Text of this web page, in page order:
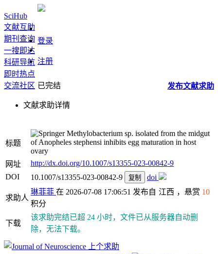
SciHub
文献互助
期刊查询
一搜即达
科研导航
即时热点
交流社区
登录
注册
发布文献求助
已完结
文献求助详情
标题
Methylobacterium sp. isolated from the midgut
of Anopheles stephensi inhibits egg maturation in host
ovary
网址
http://dx.doi.org/10.1007/s13355-023-00842-9
DOI
10.1007/s13355-023-00842-9 复制 doi
求助人
琳菲菲 在 2026-07-08 17:06:51 发布自 江西 ，悬赏 10
积分
下载
该求助完结已超 24 小时，文件已从服务器自动删
除，无法下载。
上个求助